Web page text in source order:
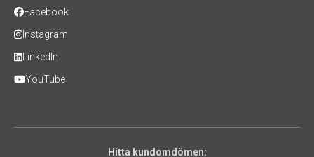
Facebook
Instagram
LinkedIn
YouTube
Hitta kundomdömen: